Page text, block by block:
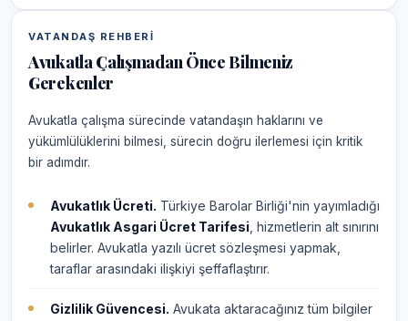
VATANDAŞ REHBERI
Avukatla Çalışmadan Önce Bilmeniz
Gerekenler
Avukatla çalışma sürecinde vatandaşın haklarını ve
yükümlülüklerini bilmesi, sürecin doğru ilerlemesi için kritik
bir adımdır.
Avukatlık Ücreti. Türkiye Barolar Birliği'nin yayımladığı
Avukatlık Asgari Ücret Tarifesi , hizmetlerin alt sınırını
belirler. Avukatla yazılı ücret sözleşmesi yapmak,
taraflar arasındaki ilişkiyi şeffaflaştırır.
Gizlilik Güvencesi. Avukata aktaracağınız tüm bilgiler